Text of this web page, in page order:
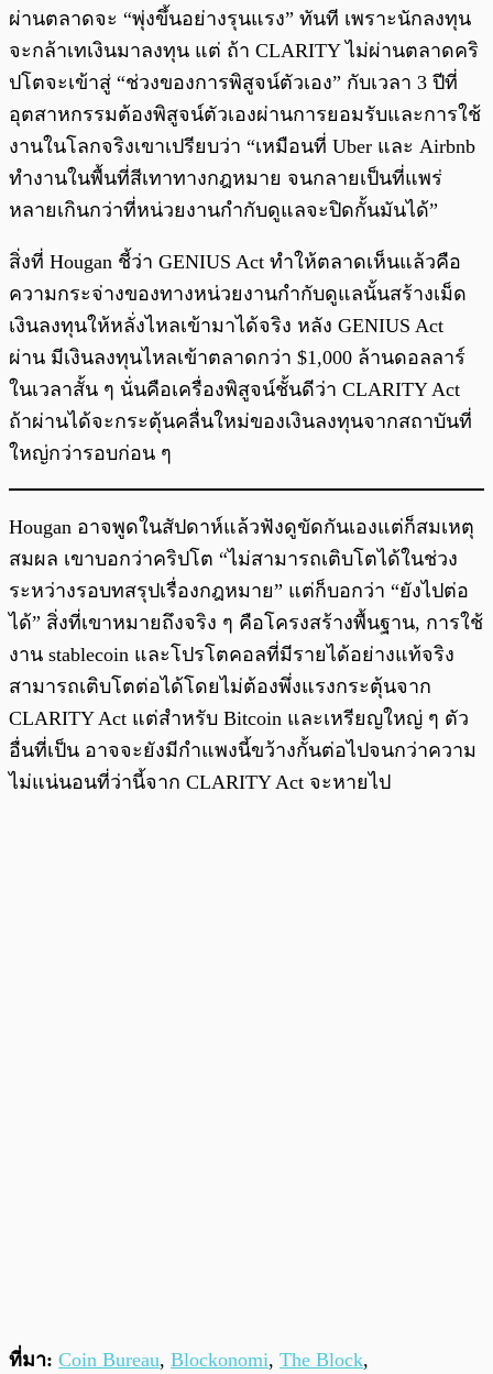
ผ่านตลาดจะ “พุ่งขึ้นอย่างรุนแรง” ทันที เพราะนักลงทุน
จะกล้าเทเงินมาลงทุน แต่ ถ้า CLARITY ไม่ผ่านตลาดคริ
ปโตจะเข้าสู่ “ช่วงของการพิสูจน์ตัวเอง” กับเวลา 3 ปีที่
อุตสาหกรรมต้องพิสูจน์ตัวเองผ่านการยอมรับและการใช้
งานในโลกจริงเขาเปรียบว่า “เหมือนที่ Uber และ Airbnb
ทำงานในพื้นที่สีเทาทางกฎหมาย จนกลายเป็นที่แพร่
หลายเกินกว่าที่หน่วยงานกำกับดูแลจะปิดกั้นมันได้”
สิ่งที่ Hougan ชี้ว่า GENIUS Act ทำให้ตลาดเห็นแล้วคือ
ความกระจ่างของทางหน่วยงานกำกับดูแลนั้นสร้างเม็ด
เงินลงทุนให้หลั่งไหลเข้ามาได้จริง หลัง GENIUS Act
ผ่าน มีเงินลงทุนไหลเข้าตลาดกว่า $1,000 ล้านดอลลาร์
ในเวลาสั้น ๆ นั่นคือเครื่องพิสูจน์ชั้นดีว่า CLARITY Act
ถ้าผ่านได้จะกระตุ้นคลื่นใหม่ของเงินลงทุนจากสถาบันที่
ใหญ่กว่ารอบก่อน ๆ
Hougan อาจพูดในสัปดาห์แล้วฟังดูขัดกันเองแต่ก็สมเหตุ
สมผล เขาบอกว่าคริปโต “ไม่สามารถเติบโตได้ในช่วง
ระหว่างรอบทสรุปเรื่องกฎหมาย” แต่ก็บอกว่า “ยังไปต่อ
ได้” สิ่งที่เขาหมายถึงจริง ๆ คือโครงสร้างพื้นฐาน, การใช้
งาน stablecoin และโปรโตคอลที่มีรายได้อย่างแท้จริง
สามารถเติบโตต่อได้โดยไม่ต้องพึ่งแรงกระตุ้นจาก
CLARITY Act แต่สำหรับ Bitcoin และเหรียญใหญ่ ๆ ตัว
อื่นที่เป็น อาจจะยังมีกำแพงนี้ขว้างกั้นต่อไปจนกว่าความ
ไม่แน่นอนที่ว่านี้จาก CLARITY Act จะหายไป
ที่มา: Coin Bureau, Blockonomi, The Block,